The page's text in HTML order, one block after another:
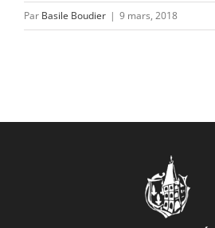
CONTACT/ACCÈS
Par Basile Boudier | 9 mars, 2018